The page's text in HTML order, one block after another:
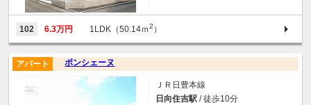
102 6.3万円 1LDK（50.14ｍ2 ）
ボンシェーヌ
アパート
ＪＲ日豊本線
日向住吉駅 / 徒歩10分